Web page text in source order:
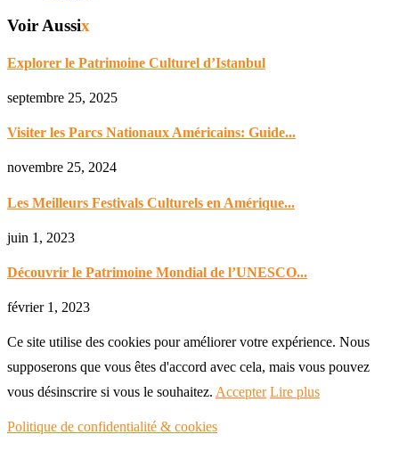
Voir Aussix
Explorer le Patrimoine Culturel d’Istanbul
septembre 25, 2025
Visiter les Parcs Nationaux Américains: Guide...
novembre 25, 2024
Les Meilleurs Festivals Culturels en Amérique...
juin 1, 2023
Découvrir le Patrimoine Mondial de l’UNESCO...
février 1, 2023
Ce site utilise des cookies pour améliorer votre expérience. Nous
supposerons que vous êtes d'accord avec cela, mais vous pouvez
vous désinscrire si vous le souhaitez. Accepter Lire plus
Politique de confidentialité & cookies